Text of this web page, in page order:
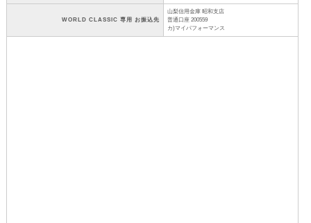
WORLD CLASSIC 専用 お振込先
山梨信用金庫 昭和支店
普通口座 200559
カ)マイパフォーマンス